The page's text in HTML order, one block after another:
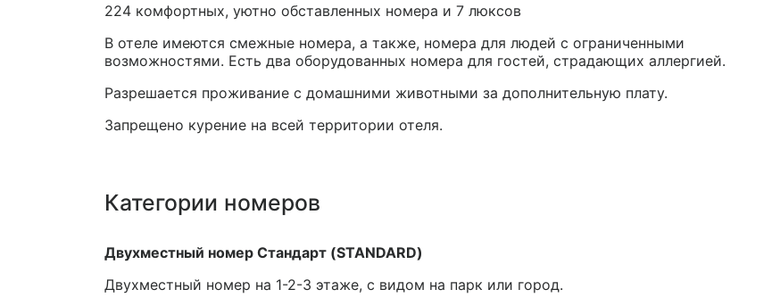
224 комфортных, уютно обставленных номера и 7 люксов
В отеле имеются смежные номера, а также, номера для людей с ограниченными
возможностями. Есть два оборудованных номера для гостей, страдающих аллергией.
Разрешается проживание с домашними животными за дополнительную плату.
Запрещено курение на всей территории отеля.
Категории номеров
Двухместный номер Стандарт (STANDARD)
Двухместный номер на 1-2-3 этаже, с видом на парк или город.